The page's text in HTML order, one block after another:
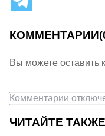
КОММЕНТАРИИ
Вы можете оставить
Комментарии
ЧИТАЙТЕ ТАКЖЕ